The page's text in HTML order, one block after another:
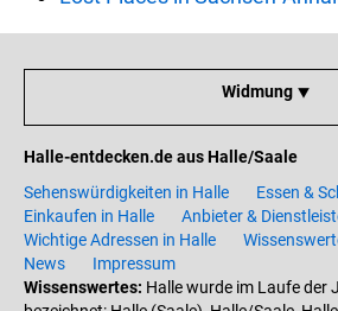
Widmung ⯆
Halle-entdecken.de aus Halle/Saale
Sehenswürdigkeiten in Halle
Essen &
Einkaufen in Halle
Anbieter &
Wichtige Adressen in Halle
News
Impressum
Wissenswertes: Halle wurde im Laufe der